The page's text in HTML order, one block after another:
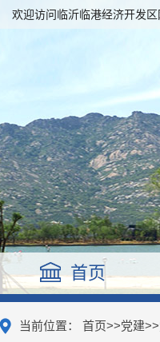
欢迎访问临沂临港经济开发区
首页
当前位置： 首页>>党建>>